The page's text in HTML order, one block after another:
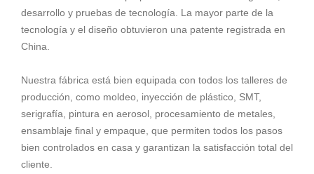
desarrollo y pruebas de tecnología. La mayor parte de la
tecnología y el diseño obtuvieron una patente registrada en
China.
Nuestra fábrica está bien equipada con todos los talleres de
producción, como moldeo, inyección de plástico, SMT,
serigrafía, pintura en aerosol, procesamiento de metales,
ensamblaje final y empaque, que permiten todos los pasos
bien controlados en casa y garantizan la satisfacción total del
cliente.